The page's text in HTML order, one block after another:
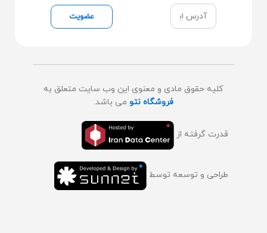
عضویت
کلیه حقوق مادی و معنوی این وب سایت متعلق به
فروشگاه نتو می باشد.
قدرت گرفته از
طراحی و توسعه توسط